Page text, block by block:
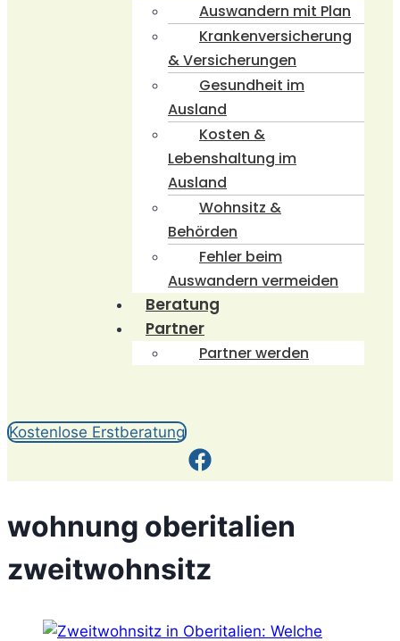
Auswandern mit Plan
Krankenversicherung
& Versicherungen
Gesundheit im
Ausland
Kosten &
Lebenshaltung im
Ausland
Wohnsitz &
Behörden
Fehler beim
Auswandern vermeiden
Beratung
Partner
Partner werden
Kostenlose Erstberatung
wohnung oberitalien
zweitwohnsitz